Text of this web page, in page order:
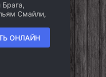
Смайли,
ОНЛАЙН